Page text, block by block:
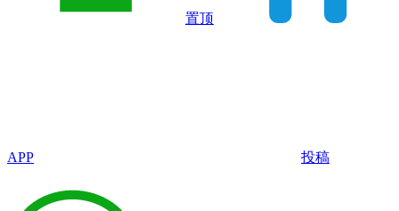
置顶
APP 投稿